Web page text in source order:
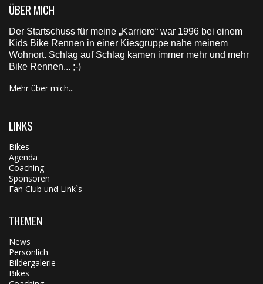
Anzahl Bilder: 4
ÜBER MICH
Der Startschuss für meine „Karriere“ war 1996 bei einem
Kids Bike Rennen in einer Kiesgruppe nahe meinem
Wohnort. Schlag auf Schlag kamen immer mehr und mehr
Bike Rennen... ;-)
Mehr über mich...
LINKS
Bikes
Agenda
Coaching
Sponsoren
Fan Club und Link`s
THEMEN
News
Persönlich
Bildergalerie
Bikes